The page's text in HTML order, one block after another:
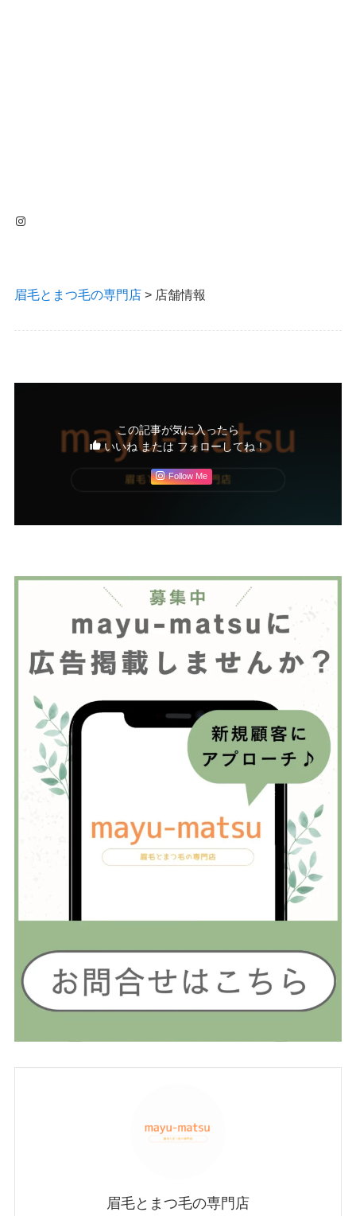
Instagram
眉毛とまつ毛の専門店> 店舗情報
この記事が気に入ったら
いいね または フォローしてね！
Follow Me
眉毛とまつ毛の専門店